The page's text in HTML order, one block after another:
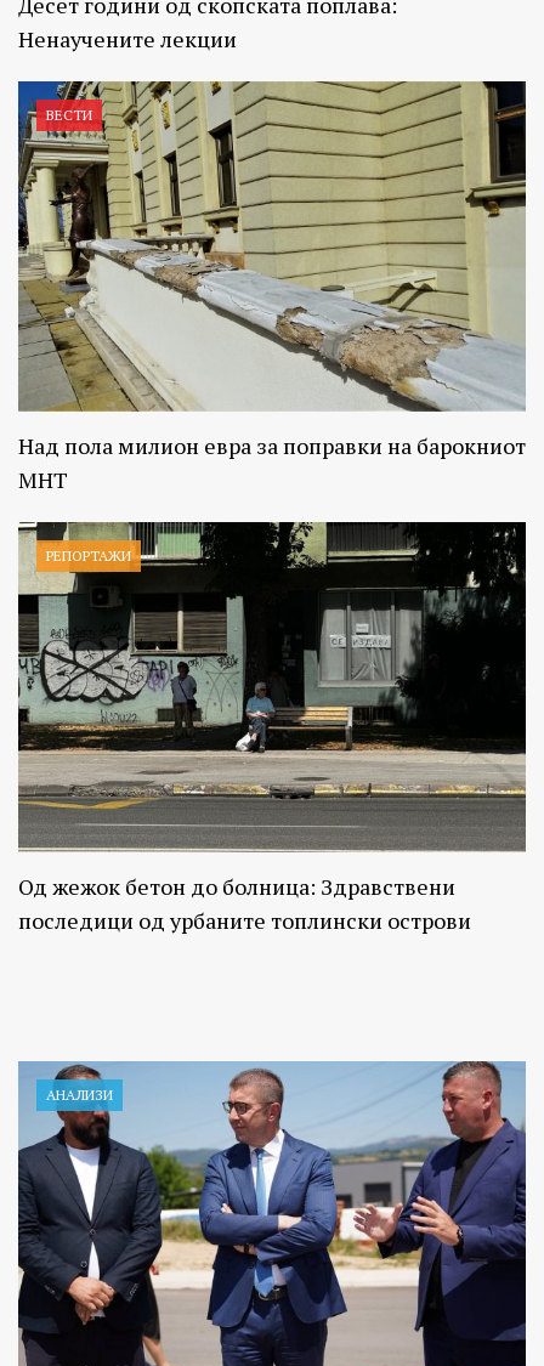
Ненаучените лекции
ВЕСТИ
Над пола милион евра за поправки на барокниот
МНТ
РЕПОРТАЖИ
Од жежок бетон до болница: Здравствени
последици од урбаните топлински острови
АНАЛИЗИ